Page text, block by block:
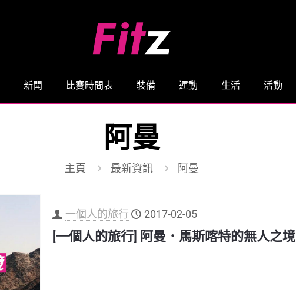
新聞 比賽時間表 裝備 運動 生活 活動
阿曼
主頁 最新資訊 阿曼
一個人的旅行 2017-02-05
[一個人的旅行] 阿曼．馬斯喀特的無人之境